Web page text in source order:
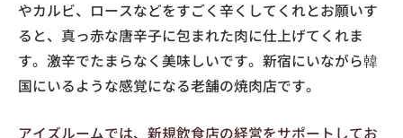
やカルビ、ロースなどをすごく辛くしてくれとお願いす
ると、真っ赤な唐辛子に包まれた肉に仕上げてくれま
す。激辛でたまらなく美味しいです。新宿にいながら韓
国にいるような感覚になる老舗の焼肉店です。
アイズルームでは、新規飲食店の経営をサポートしてお